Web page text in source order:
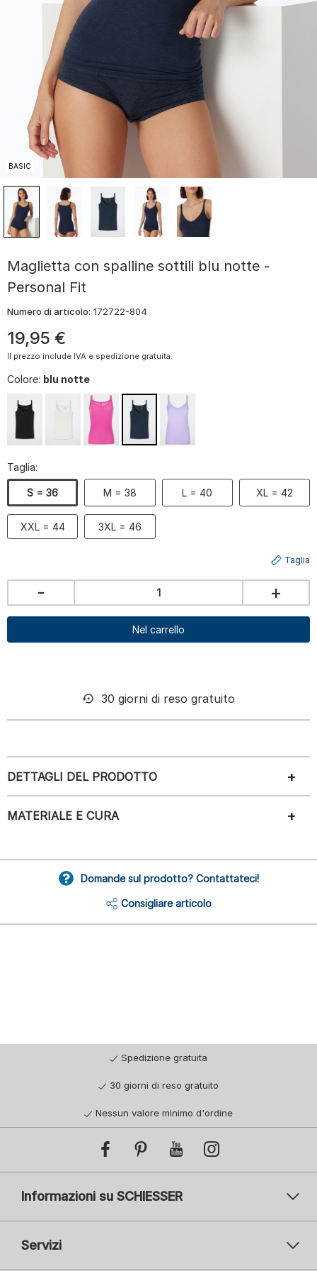
BASIC
Maglietta con spalline sottili blu notte -
Personal Fit
Numero di articolo: 172722-804
19,95 €
Il prezzo include IVA e spedizione gratuita.
Colore: blu notte
Taglia:
S = 36 M = 38 L = 40 XL = 42
XXL = 44 3XL = 46
Taglia
- +
Nel carrello
30 giorni di reso gratuito
DETTAGLI DEL PRODOTTO
MATERIALE E CURA
Domande sul prodotto? Contattateci!
Consigliare articolo
Spedizione gratuita
30 giorni di reso gratuito
Nessun valore minimo d'ordine
Informazioni su SCHIESSER
Servizi